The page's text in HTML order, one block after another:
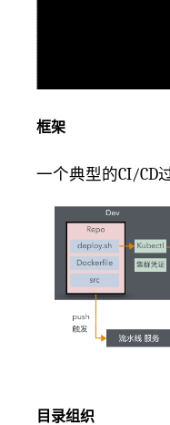
框架
一个典型的CI/CD
目录组织